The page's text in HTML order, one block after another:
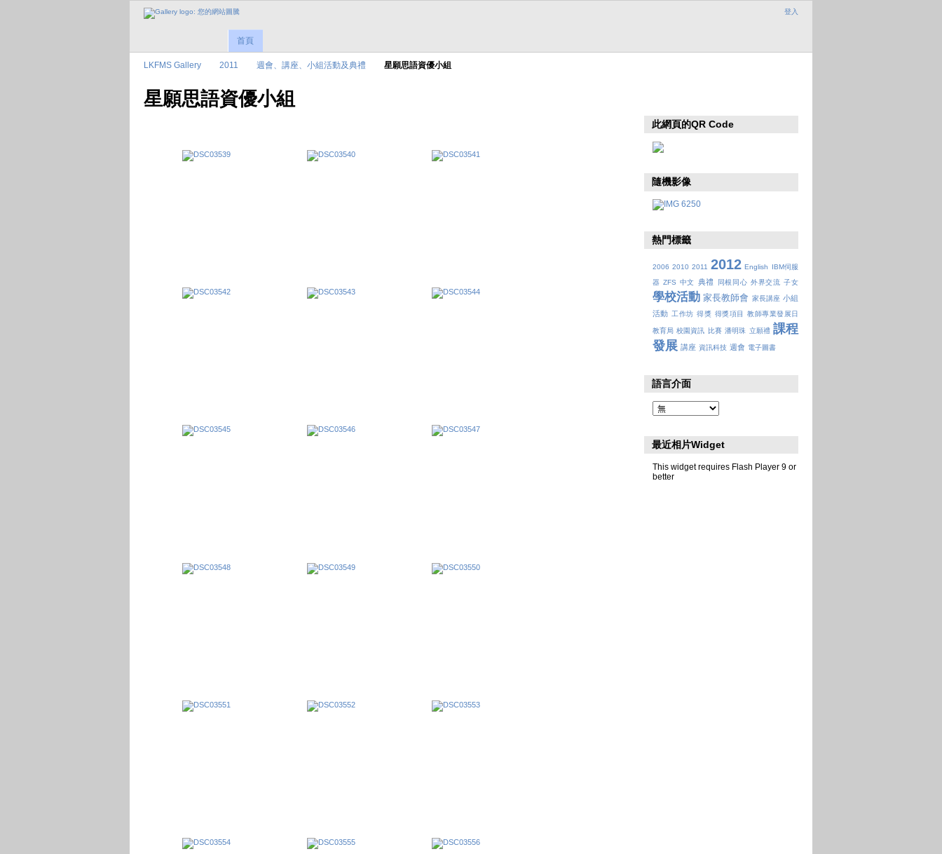
登入
首頁
LKFMS Gallery 2011 週會、講座、小組活動及典禮 星願思語資優小組
星願思語資優小組
此網頁的QR Code
隨機影像
熱門標籤
2006 2010 2011 2012 English
IBM伺服
器 ZFS 中文 典禮 同根同心 外界交流 子女
學校活動 家長教師會 家長講座 小組
活動 工作坊 得獎 得獎項目 教師專業發展日
教育局 校園資訊 比賽 潘明珠 立願禮 課程
發展 講座 資訊科技 週會 電子圖書
語言介面
最近相片Widget
This widget requires Flash Player 9 or
better